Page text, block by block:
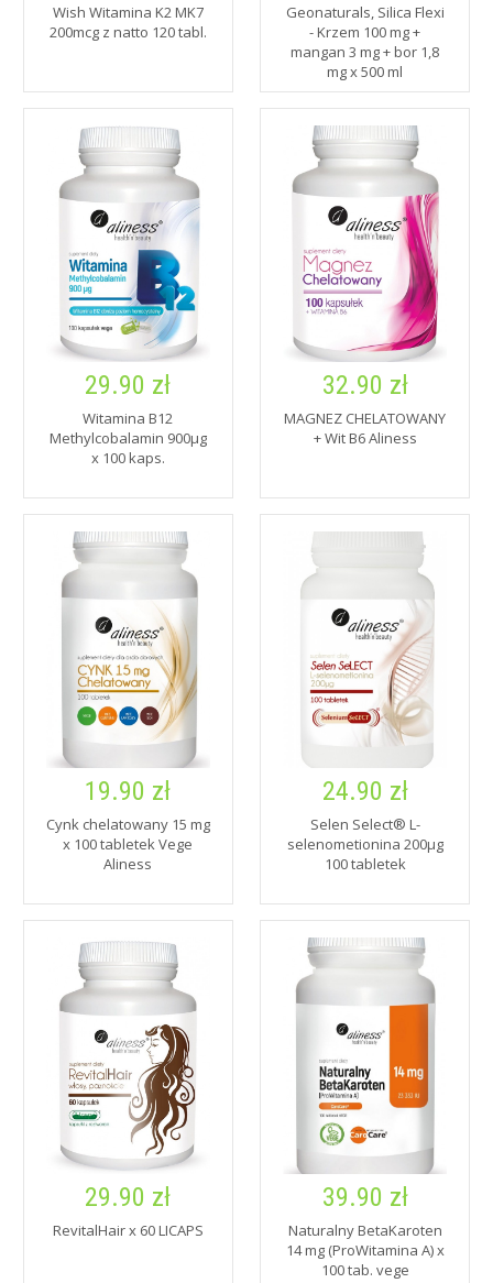
Wish Witamina K2 MK7
200mcg z natto 120 tabl.
Geonaturals, Silica Flexi
- Krzem 100 mg +
mangan 3 mg + bor 1,8
mg x 500 ml
29.90 zł
Witamina B12
Methylcobalamin 900µg
x 100 kaps.
32.90 zł
MAGNEZ CHELATOWANY
+ Wit B6 Aliness
19.90 zł
Cynk chelatowany 15 mg
x 100 tabletek Vege
Aliness
24.90 zł
Selen Select® L-
selenometionina 200µg
100 tabletek
29.90 zł
RevitalHair x 60 LICAPS
39.90 zł
Naturalny BetaKaroten
14 mg (ProWitamina A) x
100 tab. vege